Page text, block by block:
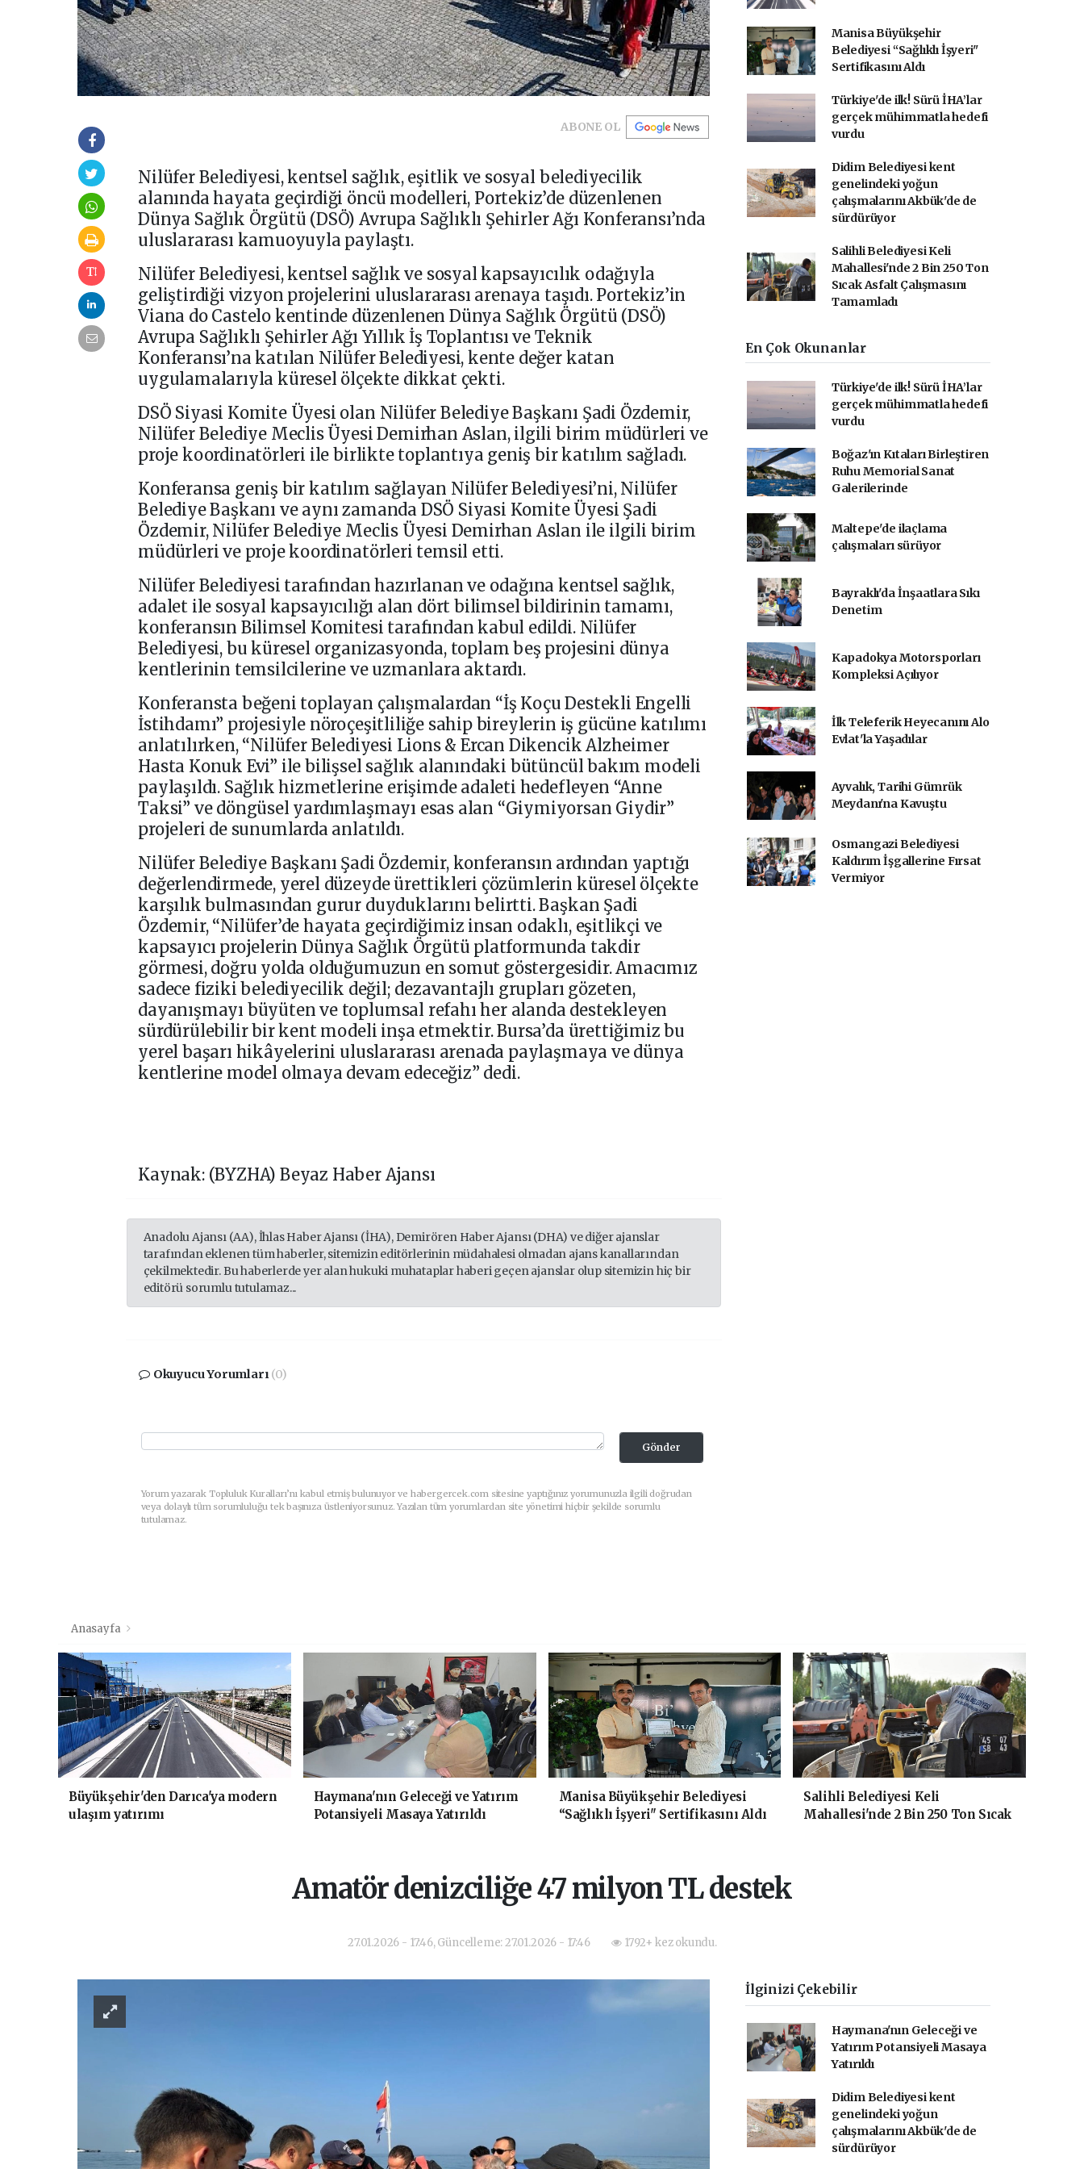
ABONE OL
Nilüfer Belediyesi, kentsel sağlık, eşitlik ve sosyal belediyecilik
alanında hayata geçirdiği öncü modelleri, Portekiz’de düzenlenen
Dünya Sağlık Örgütü (DSÖ) Avrupa Sağlıklı Şehirler Ağı Konferansı’nda
uluslararası kamuoyuyla paylaştı.
Nilüfer Belediyesi, kentsel sağlık ve sosyal kapsayıcılık odağıyla
geliştirdiği vizyon projelerini uluslararası arenaya taşıdı. Portekiz’in
Viana do Castelo kentinde düzenlenen Dünya Sağlık Örgütü (DSÖ)
Avrupa Sağlıklı Şehirler Ağı Yıllık İş Toplantısı ve Teknik
Konferansı’na katılan Nilüfer Belediyesi, kente değer katan
uygulamalarıyla küresel ölçekte dikkat çekti.
DSÖ Siyasi Komite Üyesi olan Nilüfer Belediye Başkanı Şadi Özdemir,
Nilüfer Belediye Meclis Üyesi Demirhan Aslan, ilgili birim müdürleri ve
proje koordinatörleri ile birlikte toplantıya geniş bir katılım sağladı.
Konferansa geniş bir katılım sağlayan Nilüfer Belediyesi’ni, Nilüfer
Belediye Başkanı ve aynı zamanda DSÖ Siyasi Komite Üyesi Şadi
Özdemir, Nilüfer Belediye Meclis Üyesi Demirhan Aslan ile ilgili birim
müdürleri ve proje koordinatörleri temsil etti.
Nilüfer Belediyesi tarafından hazırlanan ve odağına kentsel sağlık,
adalet ile sosyal kapsayıcılığı alan dört bilimsel bildirinin tamamı,
konferansın Bilimsel Komitesi tarafından kabul edildi. Nilüfer
Belediyesi, bu küresel organizasyonda, toplam beş projesini dünya
kentlerinin temsilcilerine ve uzmanlara aktardı.
Konferansta beğeni toplayan çalışmalardan “İş Koçu Destekli Engelli
İstihdamı” projesiyle nöroçeşitliliğe sahip bireylerin iş gücüne katılımı
anlatılırken, “Nilüfer Belediyesi Lions & Ercan Dikencik Alzheimer
Hasta Konuk Evi” ile bilişsel sağlık alanındaki bütüncül bakım modeli
paylaşıldı. Sağlık hizmetlerine erişimde adaleti hedefleyen “Anne
Taksi” ve döngüsel yardımlaşmayı esas alan “Giymiyorsan Giydir”
projeleri de sunumlarda anlatıldı.
Nilüfer Belediye Başkanı Şadi Özdemir, konferansın ardından yaptığı
değerlendirmede, yerel düzeyde ürettikleri çözümlerin küresel ölçekte
karşılık bulmasından gurur duyduklarını belirtti. Başkan Şadi
Özdemir, “Nilüfer’de hayata geçirdiğimiz insan odaklı, eşitlikçi ve
kapsayıcı projelerin Dünya Sağlık Örgütü platformunda takdir
görmesi, doğru yolda olduğumuzun en somut göstergesidir. Amacımız
sadece fiziki belediyecilik değil; dezavantajlı grupları gözeten,
dayanışmayı büyüten ve toplumsal refahı her alanda destekleyen
sürdürülebilir bir kent modeli inşa etmektir. Bursa’da ürettiğimiz bu
yerel başarı hikâyelerini uluslararası arenada paylaşmaya ve dünya
kentlerine model olmaya devam edeceğiz” dedi.
Kaynak: (BYZHA) Beyaz Haber Ajansı
Anadolu Ajansı (AA), İhlas Haber Ajansı (İHA), Demirören Haber Ajansı (DHA) ve diğer ajanslar
tarafından eklenen tüm haberler, sitemizin editörlerinin müdahalesi olmadan ajans kanallarından
çekilmektedir. Bu haberlerde yer alan hukuki muhataplar haberi geçen ajanslar olup sitemizin hiç bir
editörü sorumlu tutulamaz...
Okuyucu Yorumları(0)
Gönder
Yorum yazarak Topluluk Kuralları’nı kabul etmiş bulunuyor ve habergercek.com sitesine yaptığınız yorumunuzla ilgili doğrudan
veya dolaylı tüm sorumluluğu tek başınıza üstleniyorsunuz. Yazılan tüm yorumlardan site yönetimi hiçbir şekilde sorumlu
tutulamaz.
Manisa Büyükşehir
Belediyesi “Sağlıklı İşyeri"
Sertifikasını Aldı
Türkiye'de ilk! Sürü İHA’lar
gerçek mühimmatla hedefi
vurdu
Didim Belediyesi kent
genelindeki yoğun
çalışmalarını Akbük'de de
sürdürüyor
Salihli Belediyesi Keli
Mahallesi'nde 2 Bin 250 Ton
Sıcak Asfalt Çalışmasını
Tamamladı
En Çok Okunanlar
Türkiye'de ilk! Sürü İHA’lar
gerçek mühimmatla hedefi
vurdu
Boğaz'ın Kıtaları Birleştiren
Ruhu Memorial Sanat
Galerilerinde
Maltepe'de ilaçlama
çalışmaları sürüyor
Bayraklı'da İnşaatlara Sıkı
Denetim
Kapadokya Motorsporları
Kompleksi Açılıyor
İlk Teleferik Heyecanını Alo
Evlat'la Yaşadılar
Ayvalık, Tarihi Gümrük
Meydanı'na Kavuştu
Osmangazi Belediyesi
Kaldırım İşgallerine Fırsat
Vermiyor
Anasayfa
Büyükşehir'den Darıca'ya modern
ulaşım yatırımı
Haymana'nın Geleceği ve Yatırım
Potansiyeli Masaya Yatırıldı
Manisa Büyükşehir Belediyesi
“Sağlıklı İşyeri" Sertifikasını Aldı
Salihli Belediyesi Keli
Mahallesi'nde 2 Bin 250 Ton Sıcak
Amatör denizciliğe 47 milyon TL destek
27.01.2026 - 17:46, Güncelleme: 27.01.2026 - 17:46 1792+ kez okundu.
İlginizi Çekebilir
Haymana'nın Geleceği ve
Yatırım Potansiyeli Masaya
Yatırıldı
Didim Belediyesi kent
genelindeki yoğun
çalışmalarını Akbük'de de
sürdürüyor